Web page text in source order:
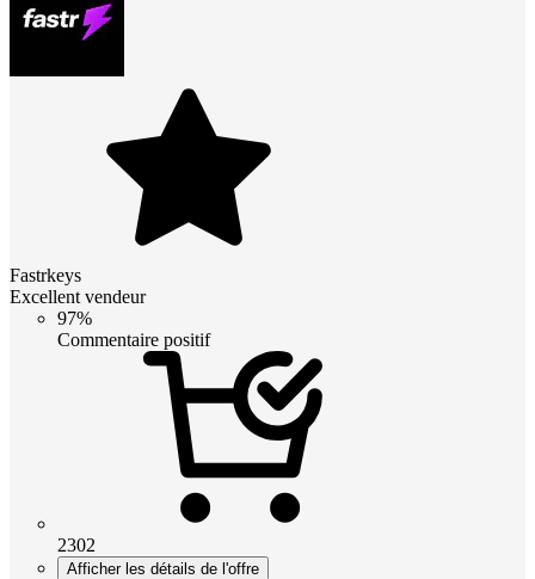
Fastrkeys
Excellent vendeur
97%
Commentaire positif
2302
Afficher les détails de l'offre